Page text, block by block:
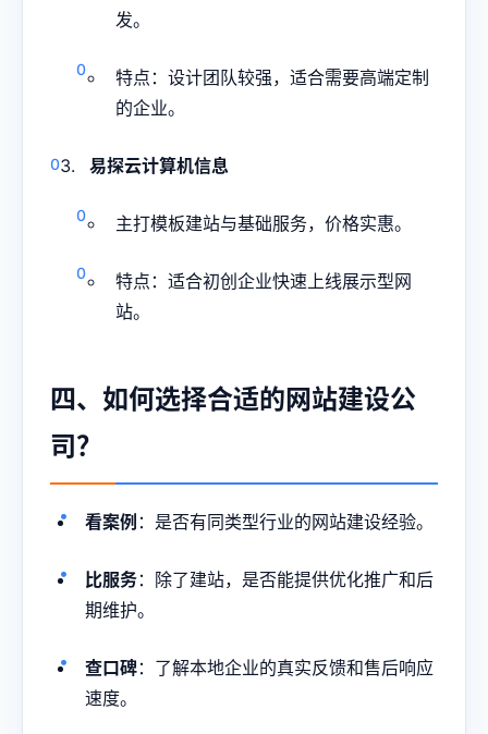
发。
特点：设计团队较强，适合需要高端定制
的企业。
易探云计算机信息
主打模板建站与基础服务，价格实惠。
特点：适合初创企业快速上线展示型网
站。
四、如何选择合适的网站建设公
司？
看案例 ：是否有同类型行业的网站建设经验。
比服务：除了建站，是否能提供优化推广和后
期维护。
查口碑：了解本地企业的真实反馈和售后响应
速度。